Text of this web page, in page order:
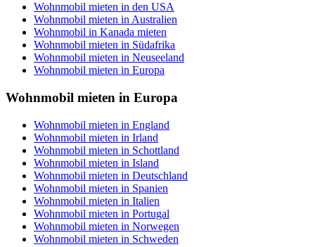
Wohnmobil mieten in den USA
Wohnmobil mieten in Australien
Wohnmobil in Kanada mieten
Wohnmobil mieten in Südafrika
Wohnmobil mieten in Neuseeland
Wohnmobil mieten in Europa
Wohnmobil mieten in Europa
Wohnmobil mieten in England
Wohnmobil mieten in Irland
Wohnmobil mieten in Schottland
Wohnmobil mieten in Island
Wohnmobil mieten in Deutschland
Wohnmobil mieten in Spanien
Wohnmobil mieten in Italien
Wohnmobil mieten in Portugal
Wohnmobil mieten in Norwegen
Wohnmobil mieten in Schweden